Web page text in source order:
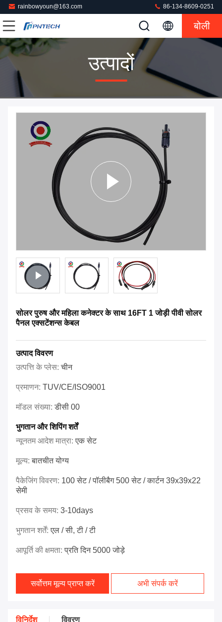
rainbowyoun@163.com 86-134-8609-0251
बोली
उत्पादों
सोलर पुरुष और महिला कनेक्टर के साथ 16FT 1 जोड़ी पीवी सोलर
पैनल एक्सटेंशन्स केबल
उत्पाद विवरण
उत्पत्ति के प्लेस:चीन
प्रमाणन: TUV/CE/ISO9001
मॉडल संख्या:डीसी 00
भुगतान और शिपिंग शर्तें
न्यूनतम आदेश मात्रा:एक सेट
मूल्य:बातचीत योग्य
पैकेजिंग विवरण: 100 सेट / पॉलीबैग 500 सेट / कार्टन 39x39x22
सेमी
प्रसव के समय: 3-10days
भुगतान शर्तें:एल / सी, टी / टी
आपूर्ति की क्षमता:प्रति दिन 5000 जोड़े
सर्वोत्तम मूल्य प्राप्त करें अभी संपर्क करें
विनिर्देश विवरण